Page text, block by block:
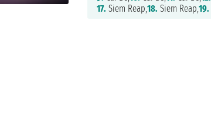
17. Siem Reap,18. Siem Reap,19.